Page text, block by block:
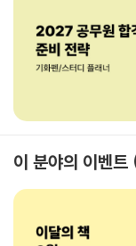
이 분야의 이벤트